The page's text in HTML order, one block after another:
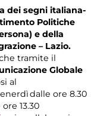
dei segni italiana-
Politiche
e della
– Lazio.
tramite il
Globale
al
dalle ore 8.30
13.30